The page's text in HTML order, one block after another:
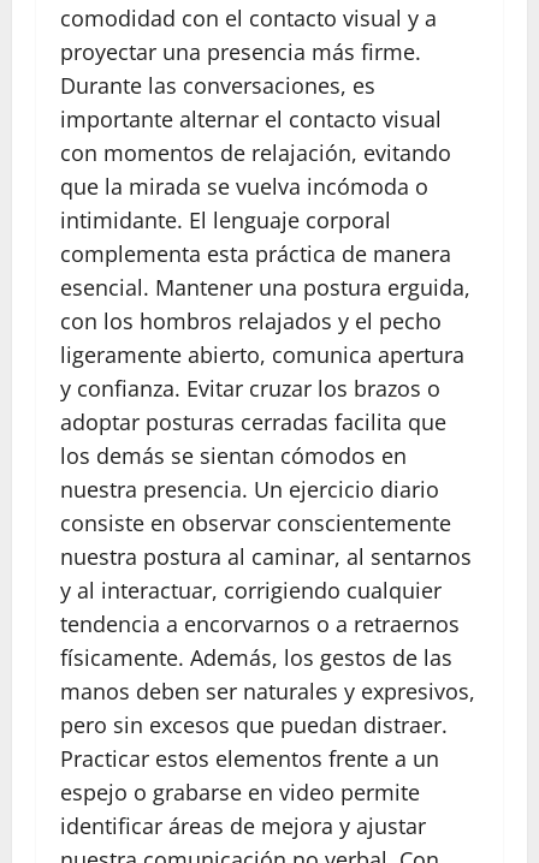
comodidad con el contacto visual y a
proyectar una presencia más firme.
Durante las conversaciones, es
importante alternar el contacto visual
con momentos de relajación, evitando
que la mirada se vuelva incómoda o
intimidante. El lenguaje corporal
complementa esta práctica de manera
esencial. Mantener una postura erguida,
con los hombros relajados y el pecho
ligeramente abierto, comunica apertura
y confianza. Evitar cruzar los brazos o
adoptar posturas cerradas facilita que
los demás se sientan cómodos en
nuestra presencia. Un ejercicio diario
consiste en observar conscientemente
nuestra postura al caminar, al sentarnos
y al interactuar, corrigiendo cualquier
tendencia a encorvarnos o a retraernos
físicamente. Además, los gestos de las
manos deben ser naturales y expresivos,
pero sin excesos que puedan distraer.
Practicar estos elementos frente a un
espejo o grabarse en video permite
identificar áreas de mejora y ajustar